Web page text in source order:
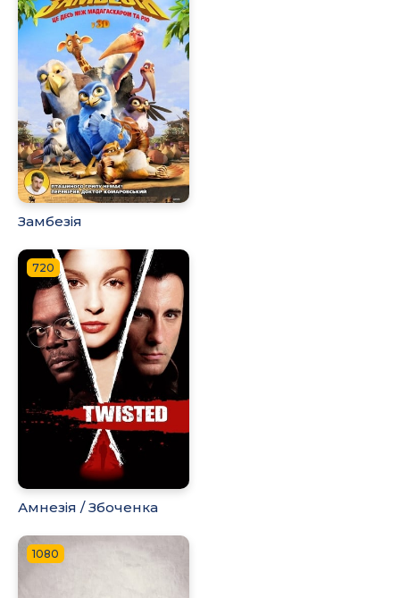
Замбезія
720
Амнезія / Збоченка
1080